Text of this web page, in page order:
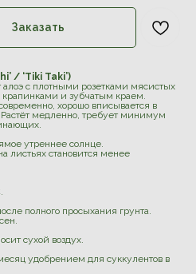
Заказать
/ ‘Tiki Taki’)
с плотными розетками мясистых
и зубчатым краем.
хорошо вписывается в
медленно, требует минимум
утреннее солнце.
листьях становится менее
полного просыхания грунта.
сухой воздух.
удобрением для суккулентов в